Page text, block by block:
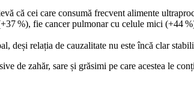
că cei care consumă frecvent alimente
%), fie cancer pulmonar cu celule mici (+44
deși relația de cauzalitate nu este încă clar
de zahăr, sare și grăsimi pe care acestea le